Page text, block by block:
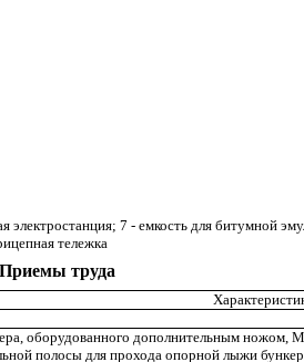
электростанция; 7 - емкость для битумной
тележка
труда
оборудованного дополнительным ножом,
полосы для прохода опорной лыжи